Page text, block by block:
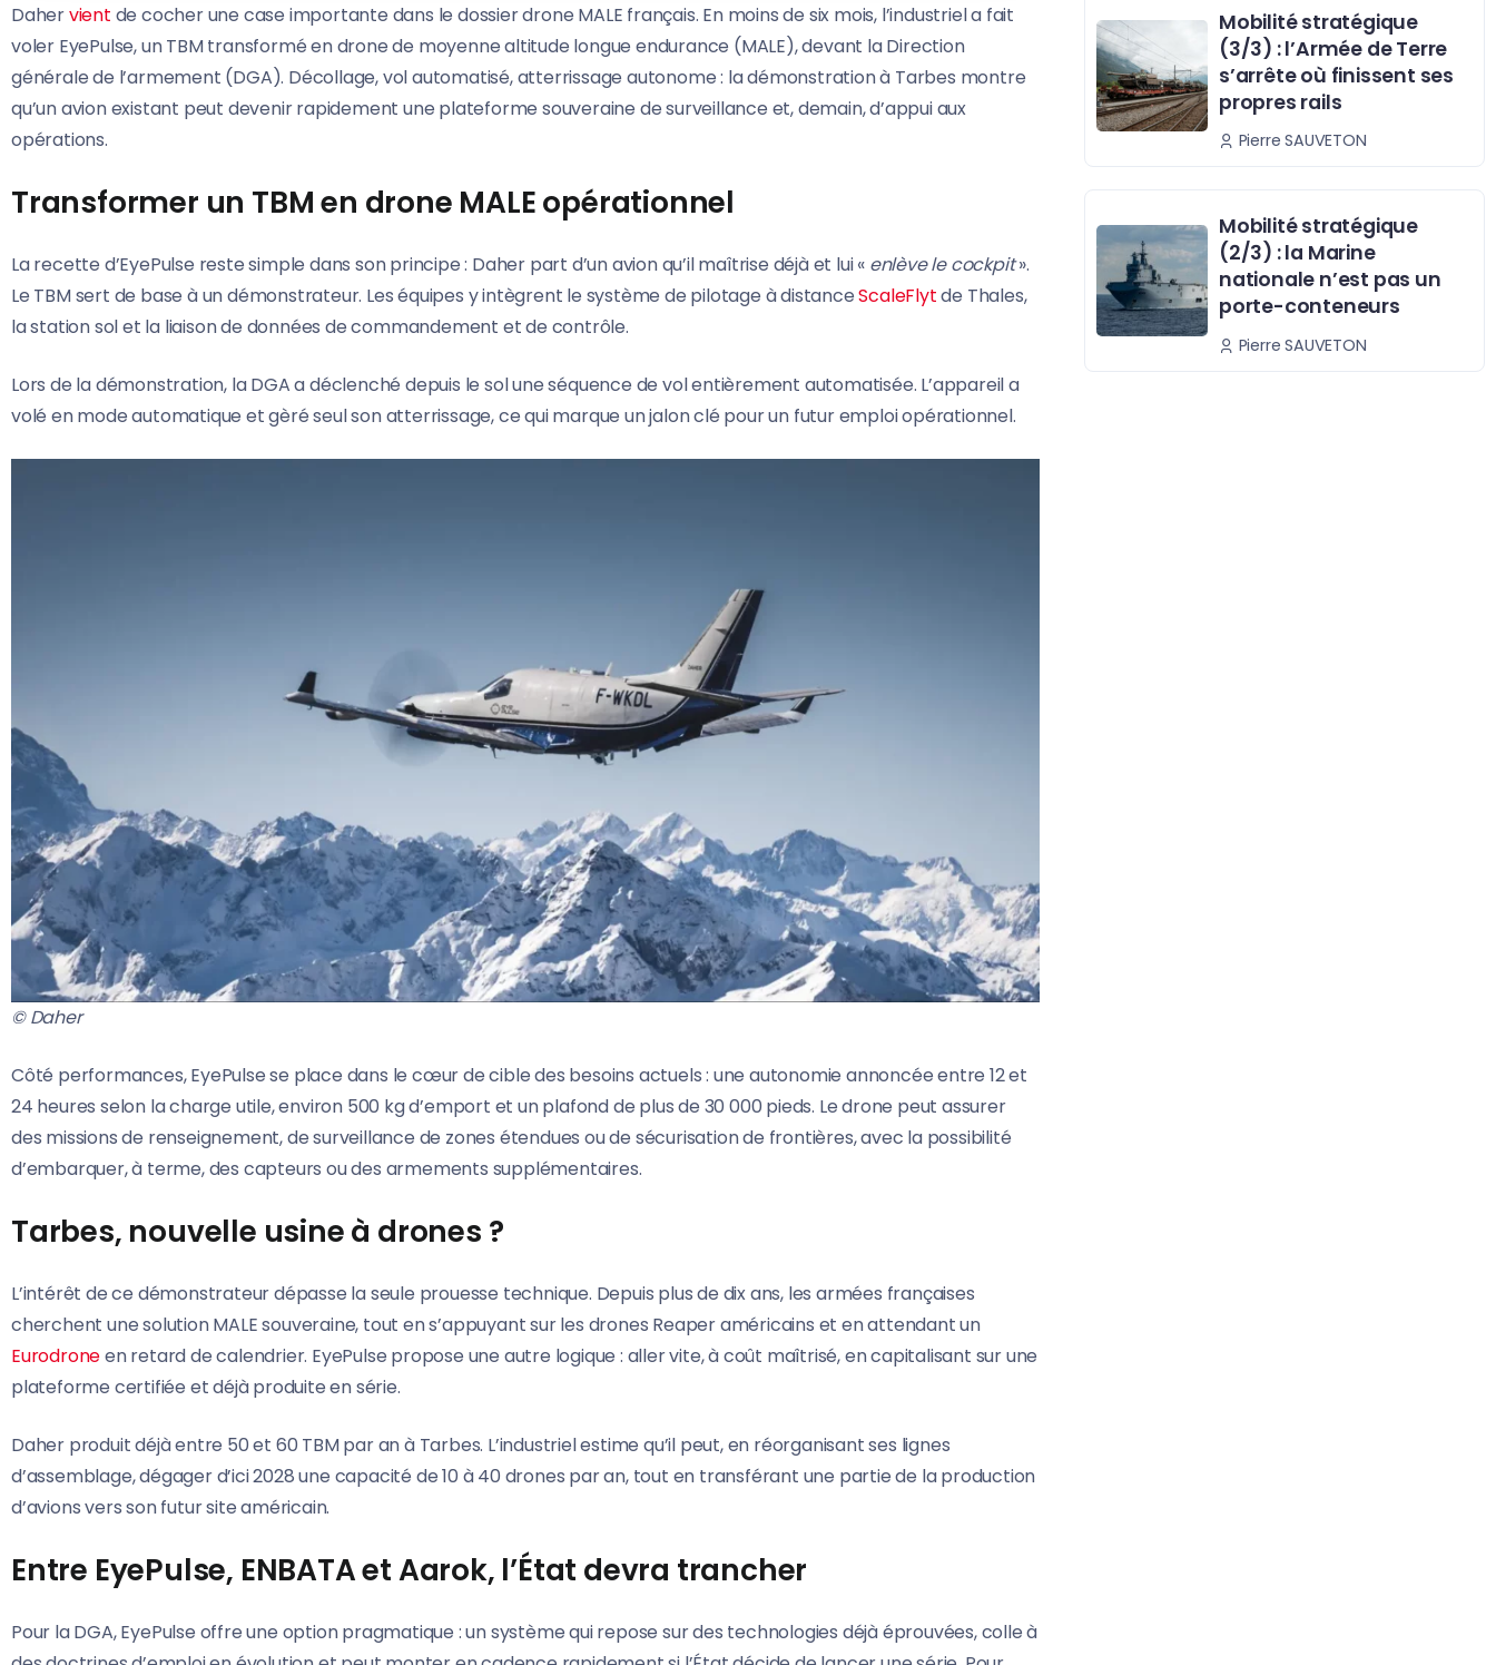
Dahervient de cocher une case importante dans le dossier drone MALE français. En moins de six mois, l’industriel a fait
voler EyePulse, un TBM transformé en drone de moyenne altitude longue endurance (MALE), devant la Direction
générale de l’armement (DGA). Décollage, vol automatisé, atterrissage autonome : la démonstration à Tarbes montre
qu’un avion existant peut devenir rapidement une plateforme souveraine de surveillance et, demain, d’appui aux
opérations.
Transformer un TBM en drone MALE opérationnel
La recette d’EyePulse reste simple dans son principe : Daher part d’un avion qu’il maîtrise déjà et lui « enlève le cockpit».
Le TBM sert de base à un démonstrateur. Les équipes y intègrent le système de pilotage à distanceScaleFlytde Thales,
la station sol et la liaison de données de commandement et de contrôle.
Lors de la démonstration, la DGA a déclenché depuis le sol une séquence de vol entièrement automatisée. L’appareil a
volé en mode automatique et gèré seul son atterrissage, ce qui marque un jalon clé pour un futur emploi opérationnel.
© Daher
Côté performances, EyePulse se place dans le cœur de cible des besoins actuels : une autonomie annoncée entre 12 et
24 heures selon la charge utile, environ 500 kg d’emport et un plafond de plus de 30 000 pieds. Le drone peut assurer
des missions de renseignement, de surveillance de zones étendues ou de sécurisation de frontières, avec la possibilité
d’embarquer, à terme, des capteurs ou des armements supplémentaires.
Tarbes, nouvelle usine à drones ?
L’intérêt de ce démonstrateur dépasse la seule prouesse technique. Depuis plus de dix ans, les armées françaises
cherchent une solution MALE souveraine, tout en s’appuyant sur les drones Reaper américains et en attendant un
Eurodroneen retard de calendrier. EyePulse propose une autre logique : aller vite, à coût maîtrisé, en capitalisant sur une
plateforme certifiée et déjà produite en série.
Daher produit déjà entre 50 et 60 TBM par an à Tarbes. L’industriel estime qu’il peut, en réorganisant ses lignes
d’assemblage, dégager d’ici 2028 une capacité de 10 à 40 drones par an, tout en transférant une partie de la production
d’avions vers son futur site américain.
Entre EyePulse, ENBATA et Aarok, l’État devra trancher
Pour la DGA, EyePulse offre une option pragmatique : un système qui repose sur des technologies déjà éprouvées, colle à
Mobilité stratégique
(3/3) : l’Armée de Terre
s’arrête où finissent ses
propres rails
Pierre SAUVETON
Mobilité stratégique
(2/3) : la Marine
nationale n’est pas un
porte-conteneurs
Pierre SAUVETON